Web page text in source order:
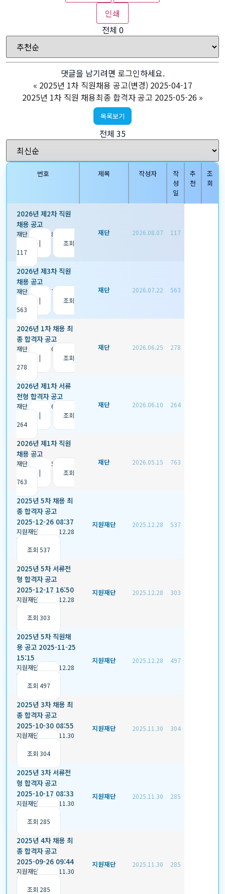
인쇄
전체 0
댓글을 남기려면 로그인하세요.
« 2025년 1차 직원채용 공고(변경) 2025-04-17
2025년 1차 직원 채용최종 합격자 공고 2025-05-26 »
목록보기
전체 35
번호 제목 작성자
작
성
일
추
천
조
회
2026년 제2차 직원
채용 공고
재단| 2026.08.07
|
조회
117
재단 2026.08.07 117
2026년 제3차 직원
채용 공고
재단| 2026.07.22
|
조회
563
재단 2026.07.22 563
2026년 1차 채용 최
종 합격자 공고
재단 2026.06.25
|
조회
278
재단 2026.06.25 278
2026년 제1차 서류
전형 합격자 공고
재단 2026.06.10
|
조회
264
재단 2026.06.10 264
2026년 제1차 직원
채용 공고
재단 2026.05.15
|
조회
763
재단 2026.05.15 763
2025년 5차 채용 최
종 합격자 공고
2025-12-26 08:37
지원재단
2025.12.28
|
조회 537
지원재단 2025.12.28 537
2025년 5차 서류전
형 합격자 공고
2025-12-17 16:50
지원재단
2025.12.28
|
조회 303
지원재단 2025.12.28 303
2025년 5차 직원채
용 공고 2025-11-25
15:15
지원재단
2025.12.28
|
조회 497
지원재단 2025.12.28 497
2025년 3차 채용 최
종 합격자 공고
2025-10-30 08:55
지원재단
2025.11.30
|
조회 304
지원재단 2025.11.30 304
2025년 3차 서류전
형 합격자 공고
2025-10-17 08:33
지원재단
2025.11.30
|
조회 285
지원재단 2025.11.30 285
2025년 4차 채용 최
종 합격자 공고
2025-09-26 09:44
지원재단
2025.11.30
|
조회 285
지원재단 2025.11.30 285